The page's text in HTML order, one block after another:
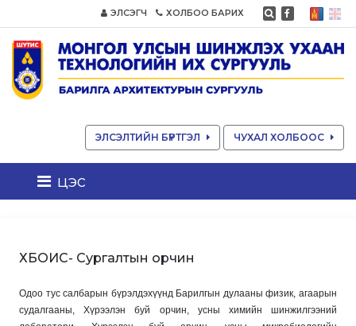
ЭЛСЭГЧ ХОЛБОО БАРИХ
ЭЛСЭЛТИЙН БҮРТГЭЛ ЧУХАЛ ХОЛБООС
цэс
ХБОИС- Сургалтын орчин
Одоо тус салбарын бүрэлдэхүүнд Барилгын дулааны физик, агаарын
судалгааны, Хүрээлэн буй орчин, усны химийн шинжилгээний